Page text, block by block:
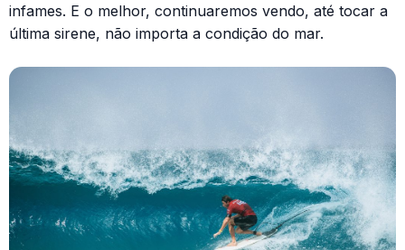
infames. E o melhor, continuaremos vendo, até tocar a
última sirene, não importa a condição do mar.